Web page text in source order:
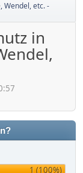
Wendel, etc. -
in
1 (100%)